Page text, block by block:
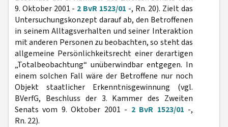
9. Oktober 2001 - 2 BvR 1523/01 -, Rn. 20). Zielt das
Untersuchungskonzept darauf ab, den Betroffenen
in seinem Alltagsverhalten und seiner Interaktion
mit anderen Personen zu beobachten, so steht das
allgemeine Persönlichkeitsrecht einer derartigen
„Totalbeobachtung“ unüberwindbar entgegen. In
einem solchen Fall wäre der Betroffene nur noch
Objekt staatlicher Erkenntnisgewinnung (vgl.
BVerfG, Beschluss der 3. Kammer des Zweiten
Senats vom 9. Oktober 2001 - 2 BvR 1523/01 -,
Rn. 22).